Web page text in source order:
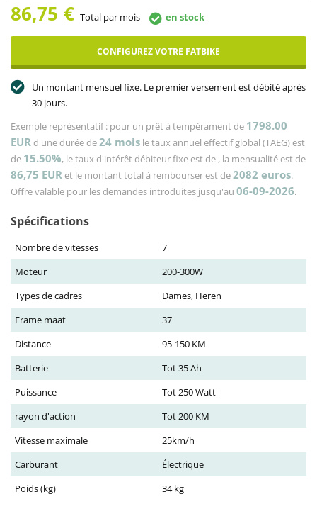
86,75 € Total par mois en stock
CONFIGUREZ VOTRE FATBIKE
Un montant mensuel fixe. Le premier versement est débité après
30 jours.
Exemple représentatif : pour un prêt à tempérament de 1798.00
EURd'une durée de24 mois le taux annuel effectif global (TAEG) est
de 15.50%, le taux d'intérêt débiteur fixe est de , la mensualité est de
86,75 EURet le montant total à rembourser est de2082 euros.
Offre valable pour les demandes introduites jusqu'au 06-09-2026.
Spécifications
Nombre de vitesses
7
Moteur
200-300W
Types de cadres
Dames, Heren
Frame maat
37
Distance
95-150 KM
Batterie
Tot 35 Ah
Puissance
Tot 250 Watt
rayon d'action
Tot 200 KM
Vitesse maximale
25km/h
Carburant
Électrique
Poids (kg)
34 kg